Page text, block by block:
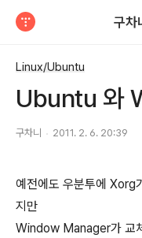
구차
Linux/Ubuntu
Ubuntu 와
구차니 2011. 2. 6. 20:39
예전에도 우분투에 Xorg
지만
Window Manager가 교